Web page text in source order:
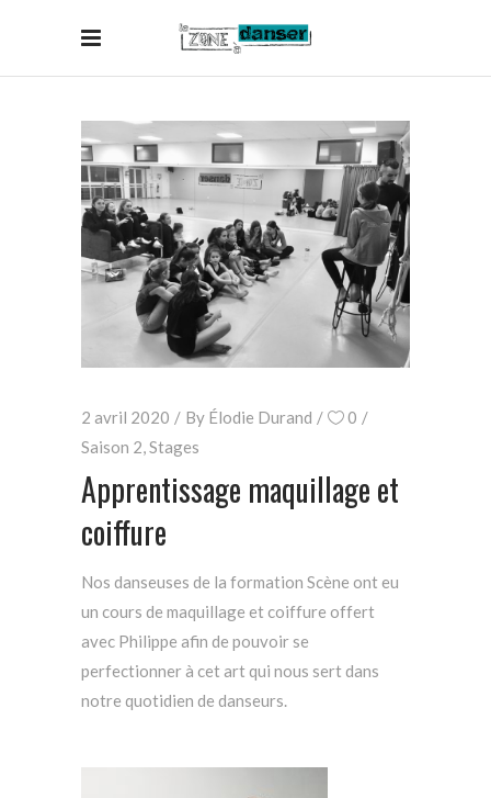
2 avril 2020 By Élodie Durand
0
Saison 2,Stages
Apprentissage maquillage et
coiffure
Nos danseuses de la formation Scène ont eu
un cours de maquillage et coiffure offert
avec Philippe afin de pouvoir se
perfectionner à cet art qui nous sert dans
notre quotidien de danseurs.